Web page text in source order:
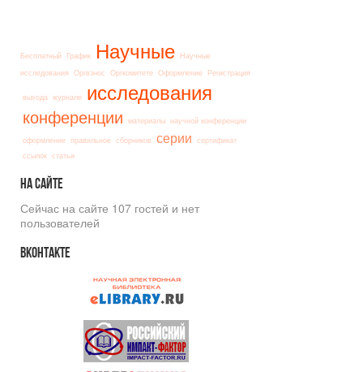
Бесплатный График Научные Научные
исследования Оргвзнос Оргкомитете Оформление Регистрация
выхода журнале исследования
конференции материалы научной конференции
оформление правильное сборников серии сертификат
ссылок статьи
Насайте
Сейчас на сайте 107 гостей и нет
пользователей
Вконтакте